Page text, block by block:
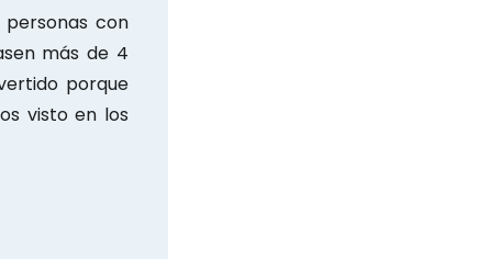
con
más de 4
porque
visto en los